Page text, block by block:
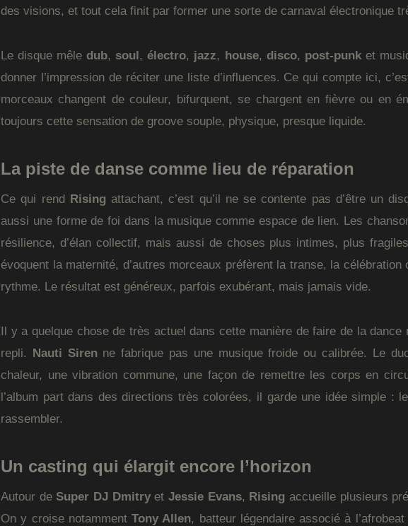
des visions, et tout cela finit par former une sorte de carnaval électronique
Le disque mêledub, soul,électro, jazz, house, disco, post-punket
donner l’impression de réciter une liste d’influences. Ce qui compte ici,
morceaux changent de couleur, bifurquent, se chargent en fièvre ou en
toujours cette sensation de groove souple, physique, presque liquide.
La piste de danse comme lieu de réparation
Ce qui rend Rising attachant, c’est qu’il ne se contente pas d’être un
aussi une forme de foi dans la musique comme espace de lien. Les
résilience, d’élan collectif, mais aussi de choses plus intimes, plus
évoquent la maternité, d’autres morceaux préfèrent la transe, la célébration
rythme. Le résultat est généreux, parfois exubérant, mais jamais vide.
Il y a quelque chose de très actuel dans cette manière de faire de la dance
repli. Nauti Sirenne fabrique pas une musique froide ou calibrée. Le
chaleur, une vibration commune, une façon de remettre les corps en
l’album part dans des directions très colorées, il garde une idée simple :
rassembler.
Un casting qui élargit encore l’horizon
Autour de Super DJ DmitryetJessie Evans, Rising accueille plusieurs
On y croise notammentTony Allen, batteur légendaire associé à